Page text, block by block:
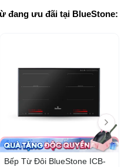
đang ưu đãi tại BlueStone:
Bếp Từ Đôi BlueStone ICB-